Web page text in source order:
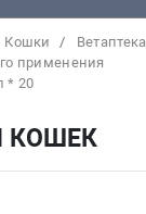
Кошки
Bетаптека
применения
* 20
КОШЕК